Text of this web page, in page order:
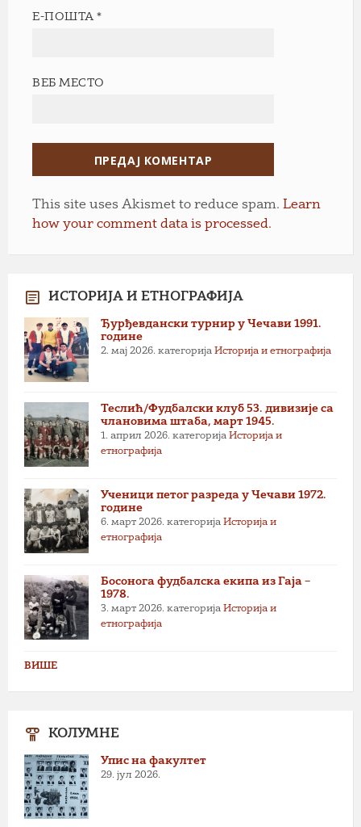
Е-ПОШТА*
ВЕБ МЕСТО
This site uses Akismet to reduce spam. Learn
how your comment data is processed.
ИСТОРИЈА И ЕТНОГРАФИЈА
Ђурђевдански турнир у Чечави 1991.
године
2. мај 2026. категорија Историја и етнографија
Теслић/Фудбалски клуб 53. дивизије са
члановима штаба, март 1945.
1. април 2026. категорија Историја и
етнографија
Ученици петог разреда у Чечави 1972.
године
6. март 2026. категорија Историја и
етнографија
Босонога фудбалска екипа из Гаја –
1978.
3. март 2026. категорија Историја и
етнографија
ВИШЕ
КОЛУМНЕ
Упис на факултет
29. јул 2026.